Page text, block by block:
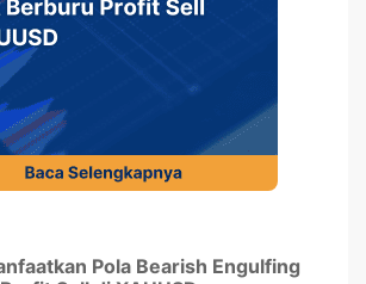
Pola Bearish Engulfing